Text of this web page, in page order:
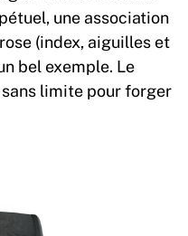
une association
(index, aiguilles et
bel exemple. Le
limite pour forger